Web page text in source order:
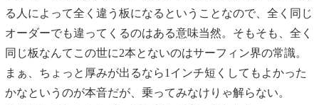
る人によって全く違う板になるということなので、全く同じ
オーダーでも違ってくるのはある意味当然。そもそも、全く
同じ板なんてこの世に2本とないのはサーフィン界の常識。
まぁ、ちょっと厚みが出るなら1インチ短くしてもよかった
かなというのが本音だが、乗ってみなけりゃ解らない。